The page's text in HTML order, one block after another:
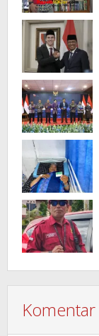
Komentar